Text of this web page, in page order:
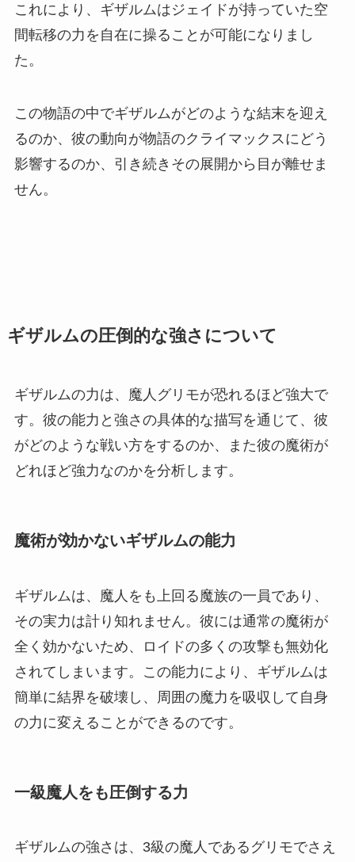
これにより、ギザルムはジェイドが持っていた空
間転移の力を自在に操ることが可能になりまし
た。
この物語の中でギザルムがどのような結末を迎え
るのか、彼の動向が物語のクライマックスにどう
影響するのか、引き続きその展開から目が離せま
せん。
ギザルムの圧倒的な強さについて
ギザルムの力は、魔人グリモが恐れるほど強大で
す。彼の能力と強さの具体的な描写を通じて、彼
がどのような戦い方をするのか、また彼の魔術が
どれほど強力なのかを分析します。
魔術が効かないギザルムの能力
ギザルムは、魔人をも上回る魔族の一員であり、
その実力は計り知れません。彼には通常の魔術が
全く効かないため、ロイドの多くの攻撃も無効化
されてしまいます。この能力により、ギザルムは
簡単に結界を破壊し、周囲の魔力を吸収して自身
の力に変えることができるのです。
一級魔人をも圧倒する力
ギザルムの強さは、3級の魔人であるグリモでさえ